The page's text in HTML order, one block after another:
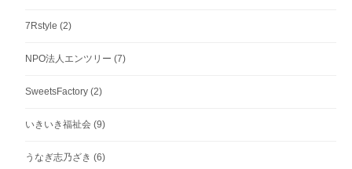
7Rstyle (2)
NPO法人エンツリー (7)
SweetsFactory (2)
いきいき福祉会 (9)
うなぎ志乃ざき (6)